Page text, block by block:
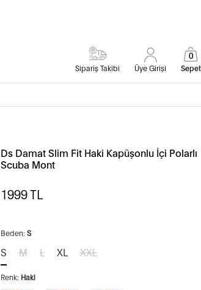
Sipariş Takibi Üye Girişi Sepet
0
Ds Damat Slim Fit Haki Kapüşonlu İçi Polarlı
Scuba Mont
1999TL
Beden: S
S M L XL XXL
Renk: Haki